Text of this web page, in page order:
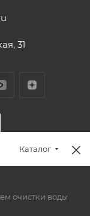
31
очистки воды
Каталог